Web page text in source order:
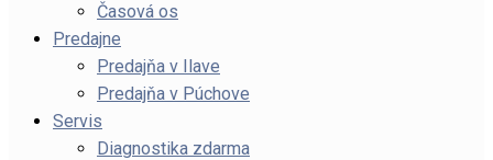
Časová os
Predajne
Predajňa v Ilave
Predajňa v Púchove
Servis
Diagnostika zdarma